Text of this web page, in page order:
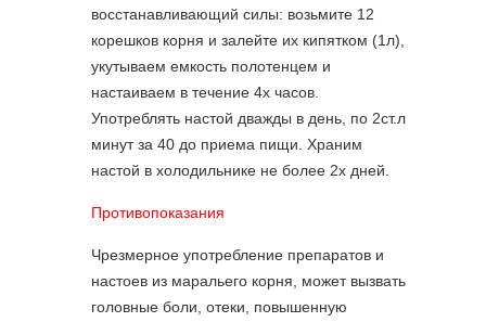
восстанавливающий силы: возьмите 12
корешков корня и залейте их кипятком (1л),
укутываем емкость полотенцем и
настаиваем в течение 4х часов.
Употреблять настой дважды в день, по 2ст.л
минут за 40 до приема пищи. Храним
настой в холодильнике не более 2х дней.
Противопоказания
Чрезмерное употребление препаратов и
настоев из маральего корня, может вызвать
головные боли, отеки, повышенную